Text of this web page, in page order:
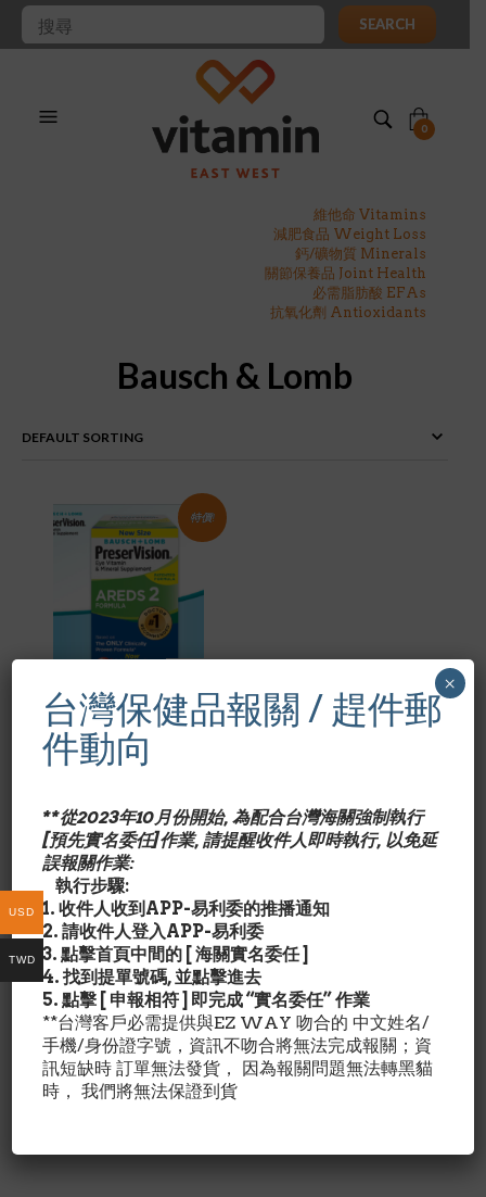
SEARCH
0
維他命 Vitamins
減肥食品 Weight Loss
鈣/礦物質 Minerals
關節保養品 Joint Health
必需脂肪酸 EFAs
抗氧化劑 Antioxidants
Bausch & Lomb
特價!
BAUSCH & LOMB
Bausch & Lomb 博
士倫葉黃素護眼複方
Lutein 210顆
$55.99Original
price
was:
$55.99.
$41.00Current
price
台灣保健品報關 / 趕件郵
件動向
**從2023年10月份開始, 為配合台灣海關強制執行
[預先實名委任]作業, 請提醒收件人即時執行, 以免延
誤報關作業:
執行步驟:
1. 收件人收到APP-易利委的推播通知
2. 請收件人登入APP-易利委
3. 點擊首頁中間的 [ 海關實名委任 ]
4. 找到提單號碼, 並點擊進去
5. 點擊 [ 申報相符 ] 即完成 “實名委任” 作業
**台灣客戶必需提供與EZ WAY 吻合的 中文姓名/
手機/身份證字號，資訊不吻合將無法完成報關；資
訊短缺時 訂單無法發貨， 因為報關問題無法轉黑貓
時， 我們將無法保證到貨
×
USD
TWD